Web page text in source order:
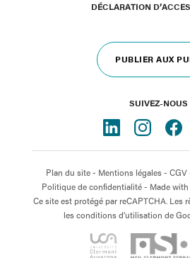
DÉCLARATION
PUBLIER AUX
SUIVEZ-NOUS
Plan du site- Mentions légales- CGV
Politique de confidentialité- Made with
Ce site est protégé par reCAPTCHA. Les
les conditions d'utilisation de